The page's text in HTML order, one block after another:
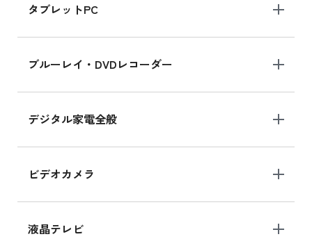
タブレットPC
ブルーレイ・DVDレコーダー
デジタル家電全般
ビデオカメラ
液晶テレビ
iPhone 16 シリーズ
iPhone 16 の新品買取価格
iPad Air 11インチ シリーズ
iPad Air 11インチ の新品買取価格
iPhone 15 128GB シリーズ
iPhone 15 128GB の新品買取価格